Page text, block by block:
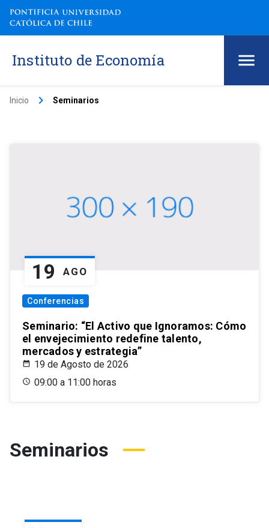
Instituto de Economía
Inicio keyboard_arrow_right Seminarios
19 AGO
Conferencias
Seminario: “El Activo que Ignoramos: Cómo
el envejecimiento redefine talento,
mercados y estrategia”
19 de Agosto de 2026
09:00 a 11:00 horas
Seminarios